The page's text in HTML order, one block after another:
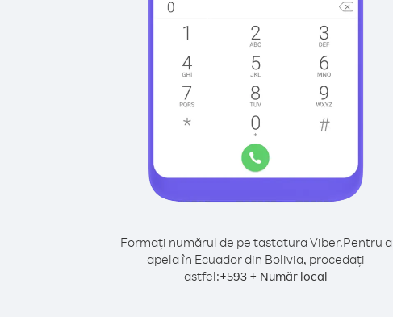
Formați numărul de pe tastatura Viber.Pentru a
apela în Ecuador din Bolivia, procedați
astfel:+593 + Număr local